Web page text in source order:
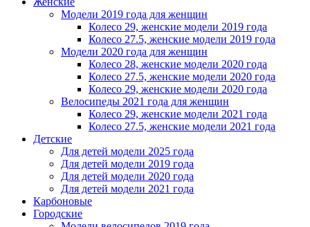
Модели 2019 года для женщин
Колесо 29, женские модели 2019 года
Колесо 27.5, женские модели 2019 года
Модели 2020 года для женщин
Колесо 28, женские модели 2020 года
Колесо 27.5, женские модели 2020 года
Колесо 29, женские модели 2020 года
Велосипеды 2021 года для женщин
Колесо 29, женские модели 2021 года
Колесо 27.5, женские модели 2021 года
Детские
Для детей модели 2025 года
Для детей модели 2019 года
Для детей модели 2020 года
Для детей модели 2021 года
Карбоновые
Городские